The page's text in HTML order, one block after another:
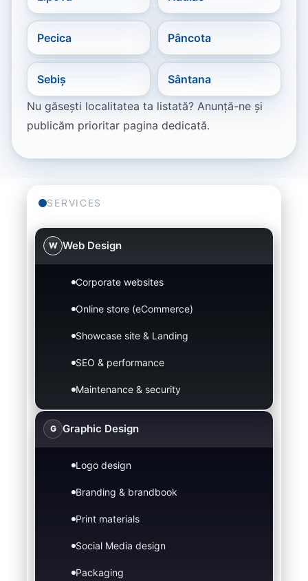
Pecica Pâncota
Sebiș
Sântana
Nu găsești localitatea ta listată? Anunță-ne și
publicăm prioritar pagina dedicată.
SERVICES
W Web Design
Corporate websites
Online store (eCommerce)
Showcase site & Landing
SEO & performance
Maintenance & security
G Graphic Design
Logo design
Branding & brandbook
Print materials
Social Media design
Packaging